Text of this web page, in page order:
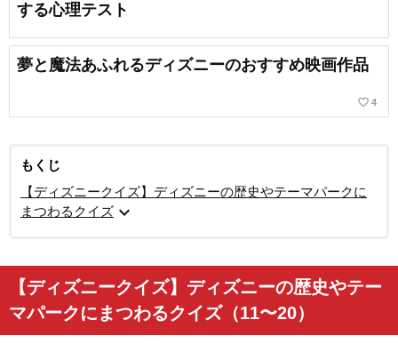
する心理テスト
夢と魔法あふれるディズニーのおすすめ映画作品
favorite_border 4
もくじ
【ディズニークイズ】ディズニーの歴史やテーマパークに
まつわるクイズ expand_more
【ディズニークイズ】ディズニーの歴史やテー
マパークにまつわるクイズ（11〜20）